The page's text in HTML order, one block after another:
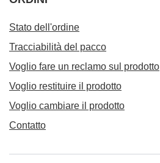
Stato dell'ordine
Tracciabilità del pacco
Voglio fare un reclamo sul prodotto
Voglio restituire il prodotto
Voglio cambiare il prodotto
Contatto